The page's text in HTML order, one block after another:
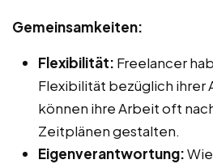
Gemeinsamkeiten:
Flexibilität: Freelancer
Flexibilität bezüglich ihrer
können ihre Arbeit oft
Zeitplänen gestalten.
Eigenverantwortung: